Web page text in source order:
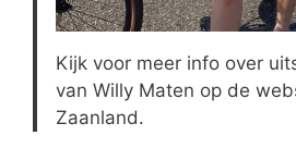
Kijk voor meer info over
van Willy Maten op de
Zaanland.